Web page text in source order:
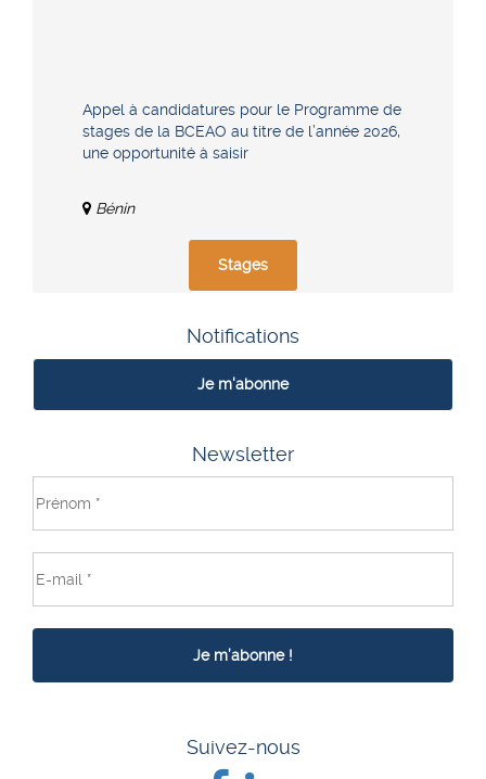
Appel à candidatures pour le Programme de
stages de la BCEAO au titre de l’année 2026,
une opportunité à saisir
Bénin
Stages
Notifications
Je m'abonne
Newsletter
Suivez-nous